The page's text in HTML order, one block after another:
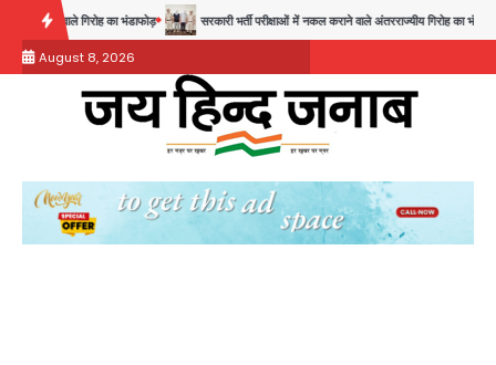
content
सरकारी भर्ती परीक्षाओं में नकल कराने वाले अंतरराज्यीय गिरोह का भंडाफोड़, मास्टरमाइंड समेत 7 गिरफ्तार
August 8, 2026